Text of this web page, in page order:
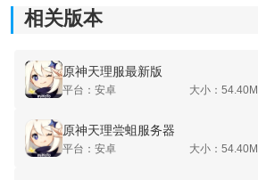
《原神天理尝蛆》游戏亮点：
快乐和惊喜。
指定地点。
相关版本
原神天理服最新版
平台：安卓 大小：54.40M
原神天理尝蛆服务器
平台：安卓 大小：54.40M